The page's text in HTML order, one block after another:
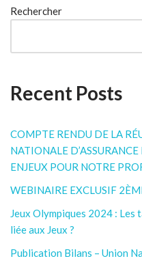
Rechercher
Recent Posts
COMPTE RENDU DE LA
NATIONALE
ENJEUX POUR NOTRE
WEBINAIRE EXCLUSIF
Jeux Olympiques 2024 : Les
liée aux Jeux ?
Publication Bilans – Union